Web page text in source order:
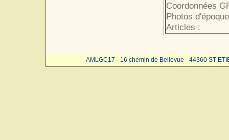
Coordonnées
Photos
Articles :
AMLGC17 - 16 chemin de Bellevue - 44360 ST